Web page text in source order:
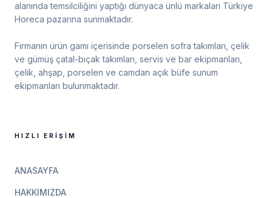
alanında temsilciliğini yaptığı dünyaca ünlü markaları Türkiye
Horeca pazarına sunmaktadır.
Firmanın ürün gamı içerisinde porselen sofra takımları, çelik
ve gümüş çatal-bıçak takımları, servis ve bar ekipmanları,
çelik, ahşap, porselen ve camdan açık büfe sunum
ekipmanları bulunmaktadır.
HIZLI ERIŞIM
ANASAYFA
HAKKIMIZDA